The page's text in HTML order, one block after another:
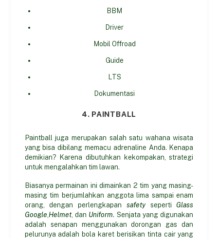
BBM
Driver
Mobil Offroad
Guide
LTS
Dokumentasi
4. PAINTBALL
Paintball juga merupakan salah satu wahana wisata
yang bisa dibilang memacu adrenaline Anda. Kenapa
demikian? Karena dibutuhkan kekompakan, strategi
untuk mengalahkan tim lawan.
Biasanya permainan ini dimainkan 2 tim yang masing-
masing tim berjumlahkan anggota lima sampai enam
orang, dengan perlengkapan safetyseperti Glass
Google,Helmet, dan Uniform. Senjata yang digunakan
adalah senapan menggunakan dorongan gas dan
pelurunya adalah bola karet berisikan tinta cair yang